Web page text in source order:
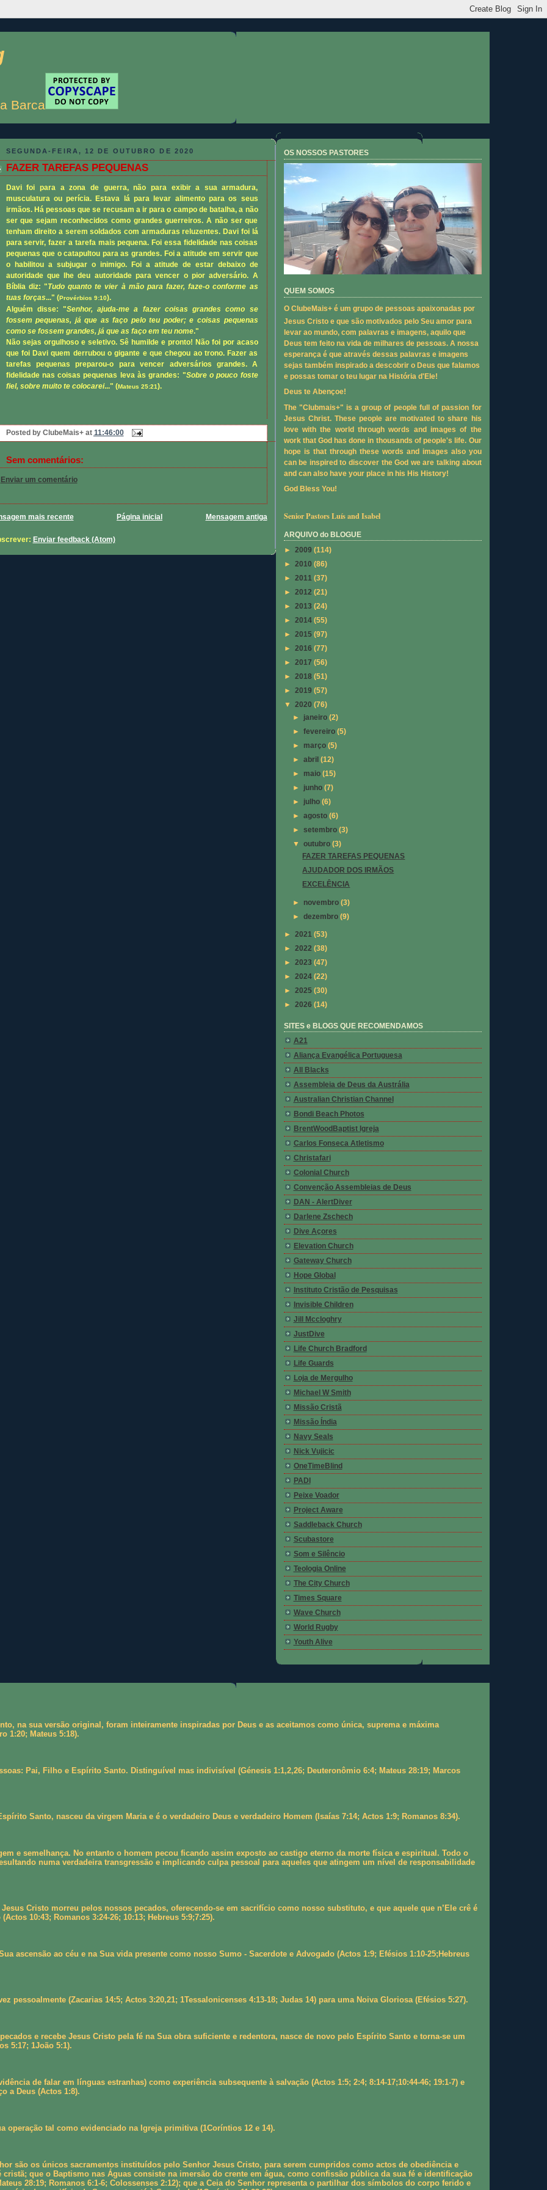
Barca
SEGUNDA-FEIRA, 12 DE OUTUBRO DE 2020
FAZER TAREFAS PEQUENAS
Davi foi para a zona de guerra, não para exibir a sua armadura,
musculatura ou perícia. Estava lá para levar alimento para os seus
irmãos. Há pessoas que se recusam a ir para o campo de batalha, a não
ser que sejam reconhecidos como grandes guerreiros. A não ser que
tenham direito a serem soldados com armaduras reluzentes. Davi foi lá
para servir, fazer a tarefa mais pequena. Foi essa fidelidade nas coisas
pequenas que o catapultou para as grandes. Foi a atitude em servir que
o habilitou a subjugar o inimigo. Foi a atitude de estar debaixo de
autoridade que lhe deu autoridade para vencer o pior adversário. A
Bíblia diz: "Tudo quanto te vier à mão para fazer, faze-o conforme as
tuas forças..." (Provérbios 9:10).
Alguém disse: "Senhor, ajuda-me a fazer coisas grandes como se
fossem pequenas, já que as faço pelo teu poder; e coisas pequenas
como se fossem grandes, já que as faço em teu nome."
Não sejas orgulhoso e seletivo. Sê humilde e pronto! Não foi por acaso
que foi Davi quem derrubou o gigante e que chegou ao trono. Fazer as
tarefas pequenas preparou-o para vencer adversários grandes. A
fidelidade nas coisas pequenas leva às grandes: "Sobre o pouco foste
fiel, sobre muito te colocarei..." (Mateus 25:21).
Posted by ClubeMais+ at 11:46:00
Sem comentários:
Enviar um comentário
mais recente Mensagem antiga
Página inicial
Enviar feedback (Atom)
OS NOSSOS PASTORES
QUEM SOMOS
O ClubeMais+ é um grupo de pessoas apaixonadas por
Jesus Cristo e que são motivados pelo Seu amor para
levar ao mundo, com palavras e imagens, aquilo que
Deus tem feito na vida de milhares de pessoas. A nossa
esperança é que através dessas palavras e imagens
sejas também inspirado a descobrir o Deus que falamos
e possas tomar o teu lugar na História d'Ele!
Deus te Abençoe!
The "Clubmais+" is a group of people full of passion for
Jesus Christ. These people are motivated to share his
love with the world through words and images of the
work that God has done in thousands of people's life. Our
hope is that through these words and images also you
can be inspired to discover the God we are talking about
and can also have your place in his His History!
God Bless You!
Senior Pastors Luís and Isabel
ARQUIVO do BLOGUE
► 2009 (114)
► 2010 (86)
► 2011 (37)
► 2012 (21)
► 2013 (24)
► 2014 (55)
► 2015 (97)
► 2016 (77)
► 2017 (56)
► 2018 (51)
► 2019 (57)
▼ 2020 (76)
► janeiro(2)
►fevereiro(5)
► março(5)
►abril(12)
► maio(15)
► junho(7)
► julho(6)
►agosto(6)
►setembro(3)
▼outubro(3)
FAZER TAREFAS PEQUENAS
AJUDADOR DOS IRMÃOS
EXCELÊNCIA
► novembro(3)
►dezembro(9)
► 2021 (53)
► 2022 (38)
► 2023 (47)
► 2024 (22)
► 2025 (30)
► 2026 (14)
SITES e BLOGS QUE RECOMENDAMOS
A21
Aliança Evangélica Portuguesa
All Blacks
Assembleia de Deus da Austrália
Australian Christian Channel
Bondi Beach Photos
BrentWoodBaptist Igreja
Carlos Fonseca Atletismo
Christafari
Colonial Church
Convenção Assembleias de Deus
DAN - AlertDiver
Darlene Zschech
Dive Açores
Elevation Church
Gateway Church
Hope Global
Instituto Cristão de Pesquisas
Invisible Children
Jill Mccloghry
JustDive
Life Church Bradford
Life Guards
Loja de Mergulho
Michael W Smith
Missão Cristã
Missão Índia
Navy Seals
Nick Vujicic
OneTimeBlind
PADI
Peixe Voador
Project Aware
Saddleback Church
Scubastore
Som e Silêncio
Teologia Online
The City Church
Times Square
Wave Church
World Rugby
Youth Alive
na sua versão original, foram inteiramente inspiradas por Deus e as aceitamos como única, suprema e máxima
1:20; Mateus 5:18).
Pai, Filho e Espírito Santo. Distinguível mas indivisível (Génesis 1:1,2,26; Deuteronômio 6:4; Mateus 28:19; Marcos
Santo, nasceu da virgem Maria e é o verdadeiro Deus e verdadeiro Homem (Isaías 7:14; Actos 1:9; Romanos 8:34).
e semelhança. No entanto o homem pecou ficando assim exposto ao castigo eterno da morte física e espiritual. Todo o
numa verdadeira transgressão e implicando culpa pessoal para aqueles que atingem um nível de responsabilidade
Cristo morreu pelos nossos pecados, oferecendo-se em sacrifício como nosso substituto, e que aquele que n’Ele crê é
10:43; Romanos 3:24-26; 10:13; Hebreus 5:9;7:25).
ascensão ao céu e na Sua vida presente como nosso Sumo - Sacerdote e Advogado (Actos 1:9; Efésios 1:10-25;Hebreus
pessoalmente (Zacarias 14:5; Actos 3:20,21; 1Tessalonicenses 4:13-18; Judas 14) para uma Noiva Gloriosa (Efésios 5:27).
e recebe Jesus Cristo pela fé na Sua obra suficiente e redentora, nasce de novo pelo Espírito Santo e torna-se um
5:17; 1João 5:1).
de falar em línguas estranhas) como experiência subsequente à salvação (Actos 1:5; 2:4; 8:14-17;10:44-46; 19:1-7) e
a Deus (Actos 1:8).
operação tal como evidenciado na Igreja primitiva (1Coríntios 12 e 14).
são os únicos sacramentos instituídos pelo Senhor Jesus Cristo, para serem cumpridos como actos de obediência e
que o Baptismo nas Águas consiste na imersão do crente em água, como confissão pública da sua fé e identificação
28:19; Romanos 6:1-6; Colossenses 2:12); que a Ceia do Senhor representa o partilhar dos símbolos do corpo ferido e